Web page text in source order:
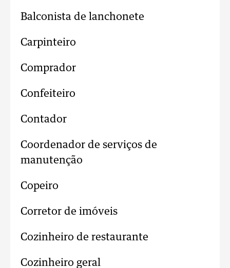
Balconista de lanchonete
Carpinteiro
Comprador
Confeiteiro
Contador
Coordenador de serviços de
manutenção
Copeiro
Corretor de imóveis
Cozinheiro de restaurante
Cozinheiro geral